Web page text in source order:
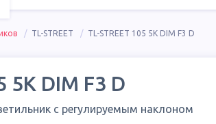
TL-STREET TL-STREET 105 5K DIM F3 D
5K DIM F3 D
с регулируемым наклоном